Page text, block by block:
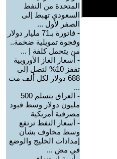
المتحدة من النفط
السعودي تهبط إلى
الصفر لأول ...
-
فاتورة بـ71 مليار دولار
وفجوة تمويلية ضخمة..
من يتحمل كلفة إ ...
- أسعار الغاز الأوروبية
تقفز 10% لتصل إلى
688 دولار لكل ألف مت
...
-
العراق يتسلم 500
مليون دولار وسط قيود
مصرفية أمريكية
- أسعار النفط ترتفع
وسط مخاوف بشأن
إمدادات الخليج والوضع
في مض ...